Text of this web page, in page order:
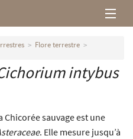
Flore terrestre
intybus
Chicorée sauvage est une
. Elle mesure jusqu’à